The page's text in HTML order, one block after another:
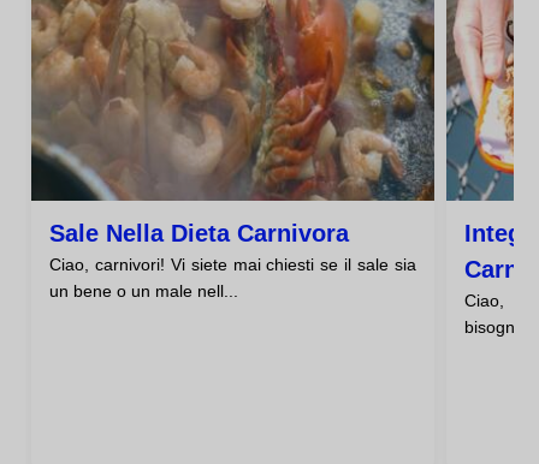
Sale Nella Dieta Carnivora
Ciao, carnivori! Vi siete mai chiesti se il sale sia
un bene o un male nell...
Ciao,
bisogno